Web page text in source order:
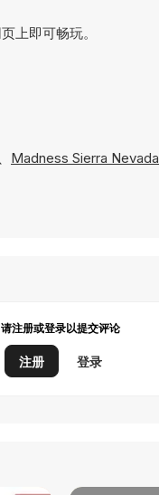
上即可畅玩。
Madness Sierra Nevada
请注册或登录以提交评论
注册 登录